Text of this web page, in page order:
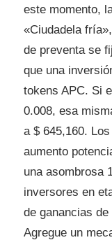
este momento,
«Ciudadela
de preventa se
que una
tokens APC. Si
0.008, esa
a $ 645,160.
aumento
una asombrosa
inversores en
de ganancias
Agregue un